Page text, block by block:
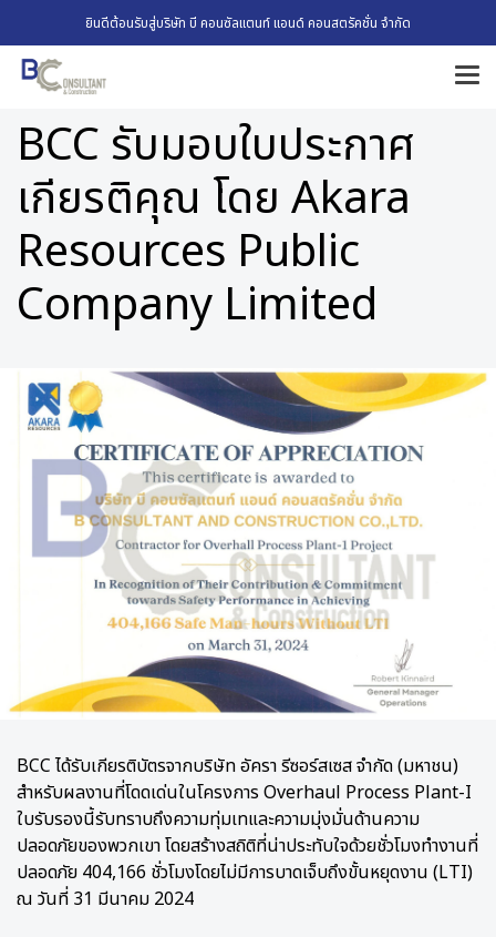
ยินดีต้อนรับสู่บริษัท บี คอนซัลแตนท์ แอนด์ คอนสตรัคชั่น จำกัด
BCC รับมอบใบประกาศ
เกียรติคุณ โดย Akara
Resources Public
Company Limited
BCC ได้รับเกียรติบัตรจากบริษัท อัครา รีซอร์สเซส จำกัด (มหาชน)
สำหรับผลงานที่โดดเด่นในโครงการ Overhaul Process Plant-I
ใบรับรองนี้รับทราบถึงความทุ่มเทและความมุ่งมั่นด้านความ
ปลอดภัยของพวกเขา โดยสร้างสถิติที่น่าประทับใจด้วยชั่วโมงทำงานที่
ปลอดภัย 404,166 ชั่วโมงโดยไม่มีการบาดเจ็บถึงขั้นหยุดงาน (LTI)
ณ วันที่ 31 มีนาคม 2024